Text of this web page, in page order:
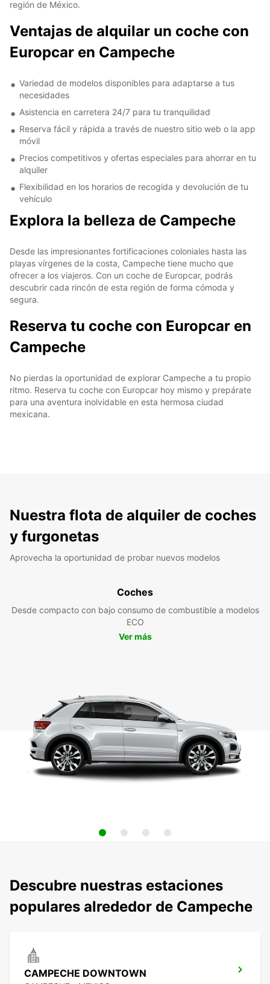
región de México.
Ventajas de alquilar un coche con
Europcar en Campeche
Variedad de modelos disponibles para adaptarse a tus
necesidades
Asistencia en carretera 24/7 para tu tranquilidad
Reserva fácil y rápida a través de nuestro sitio web o la app
móvil
Precios competitivos y ofertas especiales para ahorrar en tu
alquiler
Flexibilidad en los horarios de recogida y devolución de tu
vehículo
Explora la belleza de Campeche
Desde las impresionantes fortificaciones coloniales hasta las
playas vírgenes de la costa, Campeche tiene mucho que
ofrecer a los viajeros. Con un coche de Europcar, podrás
descubrir cada rincón de esta región de forma cómoda y
segura.
Reserva tu coche con Europcar en
Campeche
No pierdas la oportunidad de explorar Campeche a tu propio
ritmo. Reserva tu coche con Europcar hoy mismo y prepárate
para una aventura inolvidable en esta hermosa ciudad
mexicana.
Nuestra flota de alquiler de coches
y furgonetas
Aprovecha la oportunidad de probar nuevos modelos
Coches
Desde compacto con bajo consumo de combustible a modelos
ECO
Ver más
Descubre nuestras estaciones
populares alrededor de Campeche
CAMPECHE DOWNTOWN